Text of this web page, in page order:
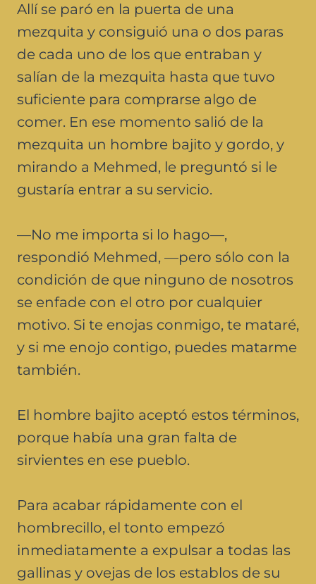
Allí se paró en la puerta de una
mezquita y consiguió una o dos paras
de cada uno de los que entraban y
salían de la mezquita hasta que tuvo
suficiente para comprarse algo de
comer. En ese momento salió de la
mezquita un hombre bajito y gordo, y
mirando a Mehmed, le preguntó si le
gustaría entrar a su servicio.
—No me importa si lo hago—,
respondió Mehmed, —pero sólo con la
condición de que ninguno de nosotros
se enfade con el otro por cualquier
motivo. Si te enojas conmigo, te mataré,
y si me enojo contigo, puedes matarme
también.
El hombre bajito aceptó estos términos,
porque había una gran falta de
sirvientes en ese pueblo.
Para acabar rápidamente con el
hombrecillo, el tonto empezó
inmediatamente a expulsar a todas las
gallinas y ovejas de los establos de su